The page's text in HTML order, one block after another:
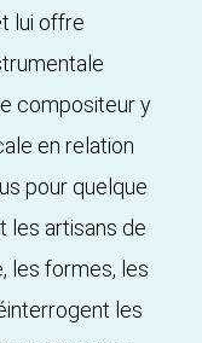
lui offre
compositeur y
en relation
pour quelque
les artisans de
les formes, les
les